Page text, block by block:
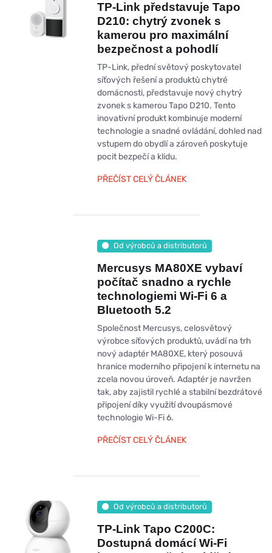
TP-Link představuje Tapo
D210: chytrý zvonek s
kamerou pro maximální
bezpečnost a pohodlí
TP-Link, přední světový poskytovatel
síťových řešení a produktů chytré
domácnosti, představuje nový chytrý
zvonek s kamerou Tapo D210. Tento
inovativní produkt kombinuje moderní
technologie a snadné ovládání, dohled nad
vstupem do obydlí a zároveň poskytuje
pocit bezpečí a klidu.
PŘEČÍST CELÝ ČLÁNEK
Od výrobců a distributorů
Mercusys MA80XE vybaví
počítač snadno a rychle
technologiemi Wi-Fi 6 a
Bluetooth 5.2
Společnost Mercusys, celosvětový
výrobce síťových produktů, uvádí na trh
nový adaptér MA80XE, který posouvá
hranice moderního připojení k internetu na
zcela novou úroveň. Adaptér je navržen
tak, aby zajistil rychlé a stabilní bezdrátové
připojení díky využití dvoupásmové
technologie Wi-Fi 6.
PŘEČÍST CELÝ ČLÁNEK
Od výrobců a distributorů
TP-Link Tapo C200C:
Dostupná domácí Wi-Fi